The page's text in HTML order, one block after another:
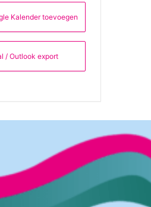
Kalender toevoegen
/ Outlook export